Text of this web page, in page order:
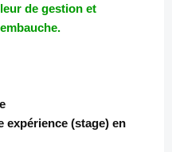
de gestion et
expérience (stage) en